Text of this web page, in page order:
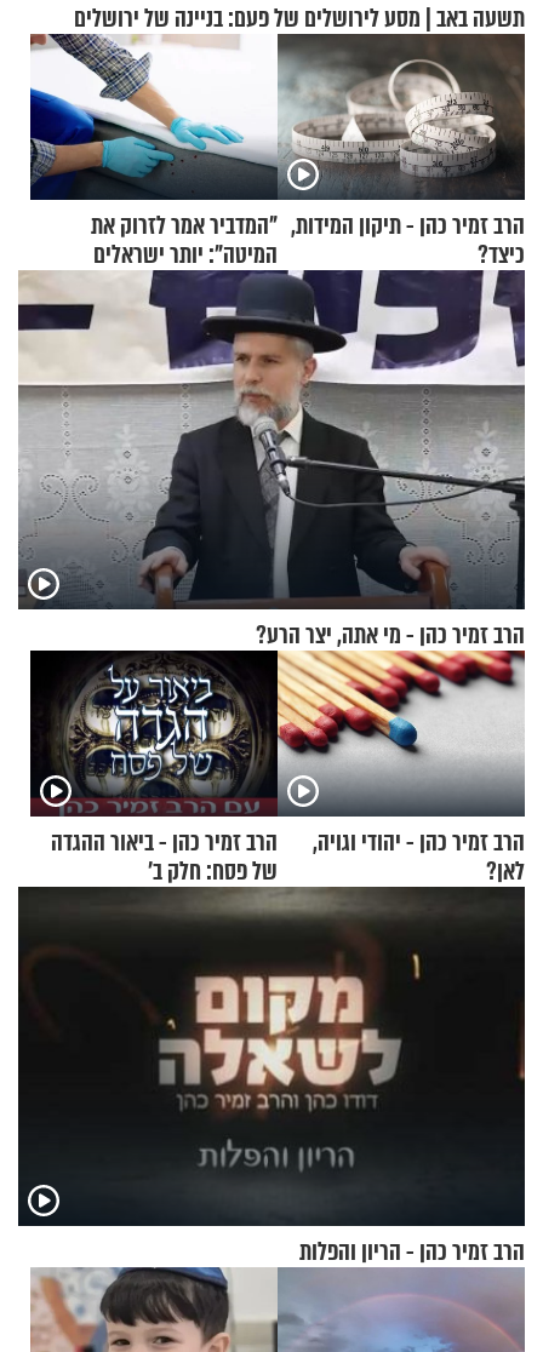
תשעה באב | מסע לירושלים של פעם: בניינה של ירושלים
הרב זמיר כהן - תיקון המידות,
כיצד?
"המדביר אמר לזרוק את
המיטה": יותר ישראלים
מדווחים על מכת פשפשי
המיטה
הרב זמיר כהן - מי אתה, יצר הרע?
הרב זמיר כהן - יהודי וגויה,
לאן?
הרב זמיר כהן - ביאור ההגדה
של פסח: חלק ב’
הרב זמיר כהן - הריון והפלות